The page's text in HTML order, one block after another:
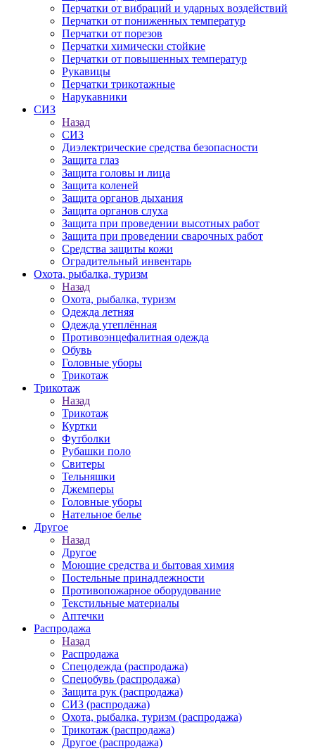
Перчатки от вибраций и ударных воздействий
Перчатки от пониженных температур
Перчатки от порезов
Перчатки химически стойкие
Перчатки от повышенных температур
Рукавицы
Перчатки трикотажные
Нарукавники
СИЗ
Назад
СИЗ
Диэлектрические средства безопасности
Защита глаз
Защита головы и лица
Защита коленей
Защита органов дыхания
Защита органов слуха
Защита при проведении высотных работ
Защита при проведении сварочных работ
Средства защиты кожи
Оградительный инвентарь
Охота, рыбалка, туризм
Назад
Охота, рыбалка, туризм
Одежда летняя
Одежда утеплённая
Противоэнцефалитная одежда
Обувь
Головные уборы
Трикотаж
Трикотаж
Назад
Трикотаж
Куртки
Футболки
Рубашки поло
Свитеры
Тельняшки
Джемперы
Головные уборы
Нательное белье
Другое
Назад
Другое
Моющие средства и бытовая химия
Постельные принадлежности
Противопожарное оборудование
Текстильные материалы
Аптечки
Распродажа
Назад
Распродажа
Спецодежда (распродажа)
Спецобувь (распродажа)
Защита рук (распродажа)
СИЗ (распродажа)
Охота, рыбалка, туризм (распродажа)
Трикотаж (распродажа)
Другое (распродажа)